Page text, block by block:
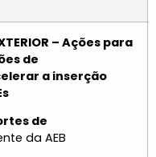
– Ações para
de
a inserção
de
da AEB